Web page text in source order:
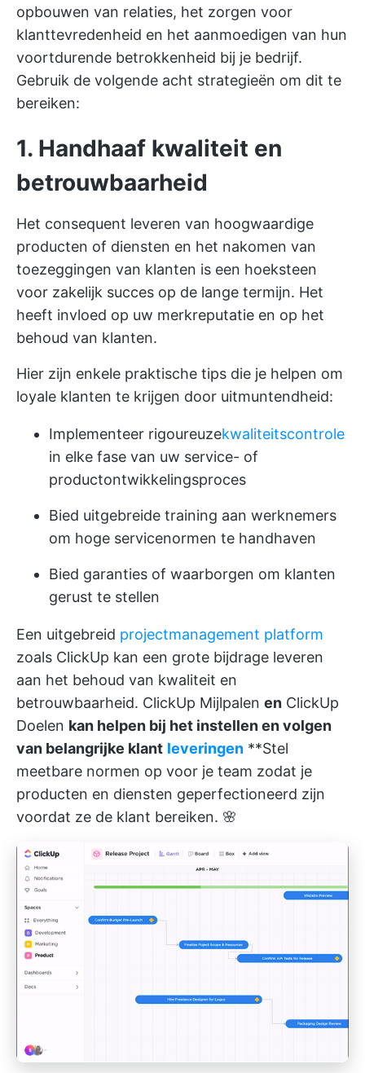
opbouwen van relaties, het zorgen voor
klanttevredenheid en het aanmoedigen van hun
voortdurende betrokkenheid bij je bedrijf.
Gebruik de volgende acht strategieën om dit te
bereiken:
1. Handhaaf kwaliteit en
betrouwbaarheid
Het consequent leveren van hoogwaardige
producten of diensten en het nakomen van
toezeggingen van klanten is een hoeksteen
voor zakelijk succes op de lange termijn. Het
heeft invloed op uw merkreputatie en op het
behoud van klanten.
Hier zijn enkele praktische tips die je helpen om
loyale klanten te krijgen door uitmuntendheid:
Implementeer rigoureuzekwaliteitscontrole
in elke fase van uw service- of
productontwikkelingsproces
Bied uitgebreide training aan werknemers
om hoge servicenormen te handhaven
Bied garanties of waarborgen om klanten
gerust te stellen
Een uitgebreid projectmanagement platform
zoals ClickUp kan een grote bijdrage leveren
aan het behoud van kwaliteit en
betrouwbaarheid. ClickUp Mijlpalen en ClickUp
Doelen kan helpen bij het instellen en volgen
van belangrijke klant leveringen **Stel
meetbare normen op voor je team zodat je
producten en diensten geperfectioneerd zijn
voordat ze de klant bereiken. 🌸